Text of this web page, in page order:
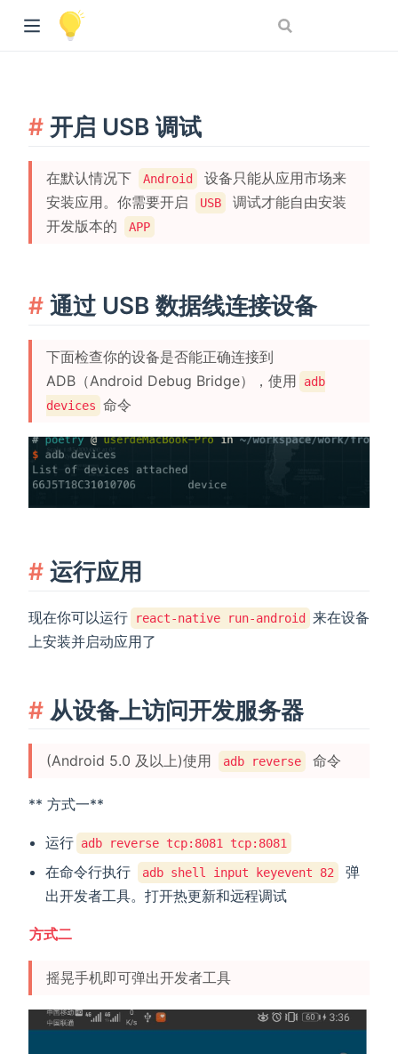
开启 USB 调试
在默认情况下 Android
设备只能从应用市场来
安装应用。你需要开启
USB
调试才能自由安装
开发版本的
APP
通过 USB 数据线连接设备
下面检查你的设备是否能正确连接到
ADB（Android Debug Bridge），使用
adb
devices 命令
运行应用
现在你可以运行 react-native run-android
来在设备
上安装并启动应用了
从设备上访问开发服务器
(Android 5.0 及以上)使用 adb reverse 命令
** 方式一**
运行 adb reverse tcp:8081 tcp:8081
在命令行执行 adb shell input keyevent 82
弹
出开发者工具。打开热更新和远程调试
方式二
摇晃手机即可弹出开发者工具